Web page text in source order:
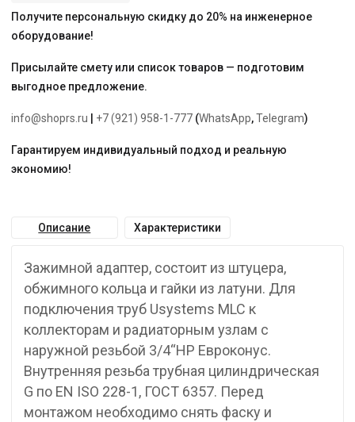
Получите персональную скидку до 20% на инженерное
оборудование!
Присылайте смету или список товаров — подготовим
выгодное предложение.
info@shoprs.ru +7 (921) 958-1-777 (WhatsApp,Telegram)
Гарантируем индивидуальный подход и реальную
экономию!
Описание Характеристики
Зажимной адаптер, состоит из штуцера,
обжимного кольца и гайки из латуни. Для
подключения труб Usystems MLC к
коллекторам и радиаторным узлам с
наружной резьбой 3/4“НР Евроконус.
Внутренняя резьба трубная цилиндрическая
G по EN ISO 228-1, ГОСТ 6357. Перед
монтажом необходимо снять фаску и